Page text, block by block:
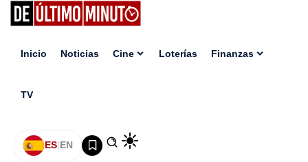
Inicio Noticias Cine Loterías Finanzas
TV
ES|EN